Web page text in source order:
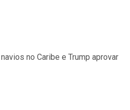
no Caribe e Trump aprovar